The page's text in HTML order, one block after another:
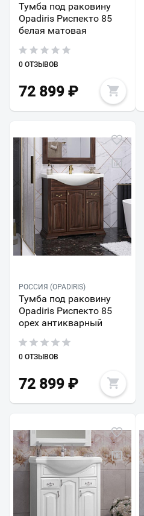
Тумба под раковину
Opadiris Риспекто 85
белая матовая
0 ОТЗЫВОВ
72 899 ₽
РОССИЯ (OPADIRIS)
Тумба под раковину
Opadiris Риспекто 85
орех антикварный
0 ОТЗЫВОВ
72 899 ₽